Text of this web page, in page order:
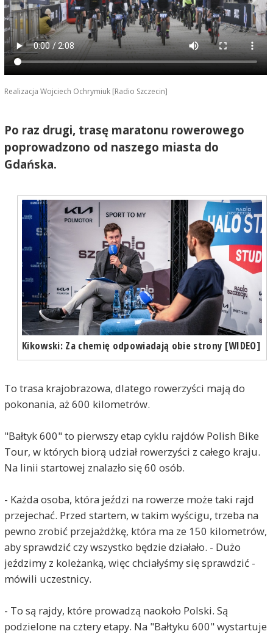
Realizacja Wojciech Ochrymiuk [Radio Szczecin]
Po raz drugi, trasę maratonu rowerowego
poprowadzono od naszego miasta do
Gdańska.
Kikowski: Za chemię odpowiadają obie strony [WIDEO]
To trasa krajobrazowa, dlatego rowerzyści mają do
pokonania, aż 600 kilometrów.
"Bałtyk 600" to pierwszy etap cyklu rajdów Polish Bike
Tour, w których biorą udział rowerzyści z całego kraju.
Na linii startowej znalazło się 60 osób.
- Każda osoba, która jeździ na rowerze może taki rajd
przejechać. Przed startem, w takim wyścigu, trzeba na
pewno zrobić przejażdżkę, która ma ze 150 kilometrów,
aby sprawdzić czy wszystko będzie działało. - Dużo
jeździmy z koleżanką, więc chciałyśmy się sprawdzić -
mówili uczestnicy.
- To są rajdy, które prowadzą naokoło Polski. Są
podzielone na cztery etapy. Na "Bałtyku 600" wystartuje